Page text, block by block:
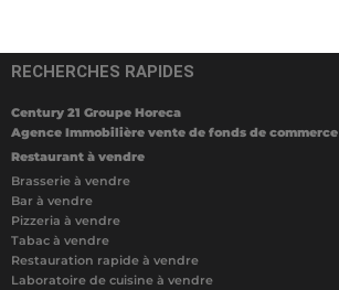
RECHERCHES RAPIDES
Century 21 Groupe Horeca
Agence Immobilière vente de fonds de commerce
Restaurant à vendre
Brasserie à vendre
Bar à vendre
Pizzeria à vendre
Tabac à vendre
Restauration rapide à vendre
Laboratoire de cuisine à vendre